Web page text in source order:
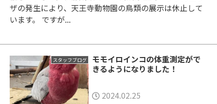
ザの発生により、天王寺動物園の鳥類の展示は休止して
います。 ですが...
スタッフブログ
モモイロインコの体重測定がで
きるようになりました！
2024.02.25